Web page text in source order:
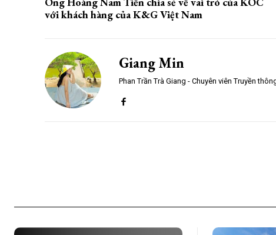
với khách hàng của K&G Việt Nam
Giang Min
Phan Trần Trà Giang - Chuyên viên Truyền